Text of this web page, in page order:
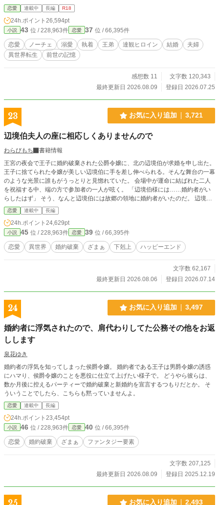
たある日。 父親からそろそろ結婚しなさいと命じられ、 これまで避けていた社
交界に渋々復帰することに。 一生結婚なんてしたくないと思っていたが、 貴族
の義務として仕方がない。 それならば…… 愛はいらない。 身分が同じくらい
で、 生理的な嫌悪感を抱かず、 信頼できる男性と、割り切った婚姻がいい。 そ
う思って、夜会で相手探しを始めたところ、 なぜか美貌の王弟殿下に捕まって
しまってーー？ 愛を信じられない前世持ちの達観令嬢と 愛が重いロールキャベ
ツ系王弟の すれ違いから始まる夫婦の恋物語。 ※設定がゆるい部分もあると思
を付けています。 ※本作品は、エブリスタ様・ムーンライトノベルズ様にも掲
恋愛 連載中 長編 R18
24h.ポイント 26,594pt
小説 43 位 / 228,963件 恋愛 37 位 / 66,395件
恋愛 ノーチェ 溺愛 執着 王弟 達観ヒロイン 結婚
夫婦
異世界転生
前世の記憶
感想数 11
文字数 120,343
最終更新日 2026.08.09
登録日 2026.07.25
23 お気に入り追加 3,721
辺境伯夫人の座に相応しくありませんので
わらびもち
書籍情報
王宮の夜会で王子に婚約破棄された公爵令嬢に、北の辺境伯が求婚を申し出た。
王子に捨てられた令嬢が美しい辺境伯に手を差し伸べられる。そんな舞台の一幕
のような光景に誰もがうっとりと見惚れていた。 会場中が運命に結ばれた二人
を祝福する中、端の方で参加者の一人が呟く。 「辺境伯様には……婚約者がい
らしたはず」 そう、なんと辺境伯には故郷の領地に婚約者がいたのだ。 辺境の
地で帰りを待つ婚約者、クリスタ。彼女の運命は誰も予想しない方向へと転がり
始める──。
恋愛 連載中 長編
24h.ポイント 24,629pt
小説 45 位 / 228,963件 恋愛 39 位 / 66,395件
恋愛 異世界 婚約破棄 ざまぁ 下剋上 ハッピーエンド
文字数 62,167
最終更新日 2026.08.06
登録日 2026.07.14
24 お気に入り追加 3,497
婚約者に浮気されたので、肩代わりしてた公務その他をお返
しします
泉花ゆき
婚約者の浮気を知ってしまった侯爵令嬢。 婚約者である王子は男爵令嬢の誘惑
にハマり、侯爵令嬢のことを悪役に仕立て上げたい様子で。 どうやら彼らは、
数か月後に控えるパーティーで婚約破棄と新婚約を宣言するつもりだとか。 そ
ういうことでしたら、こちらも黙っていませんよ。
恋愛 連載中 長編
24h.ポイント 23,454pt
小説 46 位 / 228,963件 恋愛 40 位 / 66,395件
恋愛 婚約破棄 ざまぁ ファンタジー要素
文字数 207,125
最終更新日 2026.08.09
登録日 2025.12.19
25 お気に入り追加 2,493